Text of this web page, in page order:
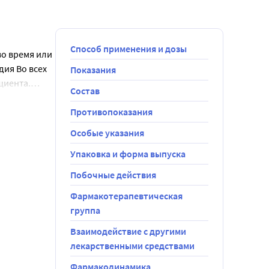
время или
Во всех
мг
у
пациентов
Способ применения и дозы
Показания
Состав
Противопоказания
Особые указания
Упаковка и форма выпуска
Побочные действия
Фармакотерапевтическая
группа
Взаимодействие с другими
лекарственными средствами
Фармакодинамика